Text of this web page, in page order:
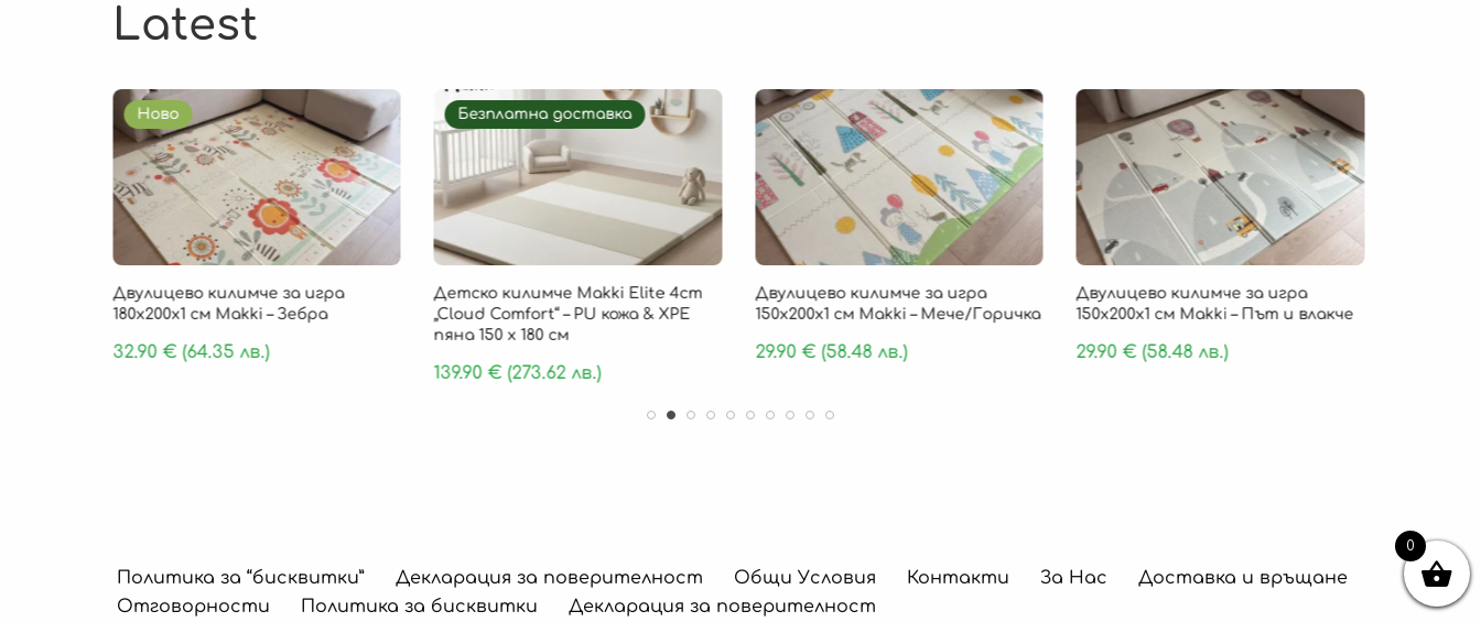
Latest
Ново
Двулицево килимче за игра
180х200х1 см Makki – Зебра
32.90 €(64.35 лв.)
Безплатна доставка
Детско килимче Makki Elite 4cm
„Cloud Comfort“ – PU кожа & XPE
пяна 150 х 180 см
139.90€(273.62 лв.)
Двулицево килимче за игра
150х200х1 см Makki – Мече/Горичка
29.90 €(58.48 лв.)
Двулицево килимче за игра
150х200х1 см Makki – Път и влакче
29.90€(58.48 лв.)
Политика за “бисквитки” Декларация за поверителност Общи Условия Контакти За Нас
Доставка и връщане
Отговорности
Политика за бисквитки Декларация за поверителност
0